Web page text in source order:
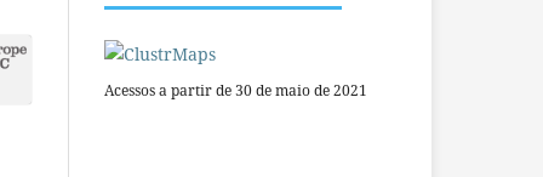
Acessos a partir de 30 de maio de 2021